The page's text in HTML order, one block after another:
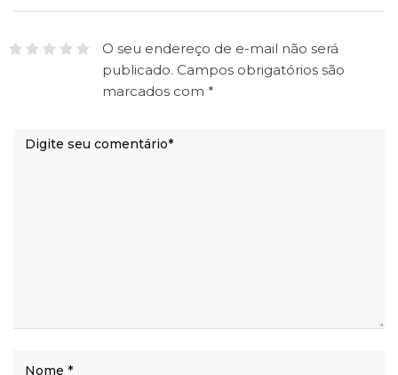
O seu endereço de e-mail não será
publicado. Campos obrigatórios são
marcados com *